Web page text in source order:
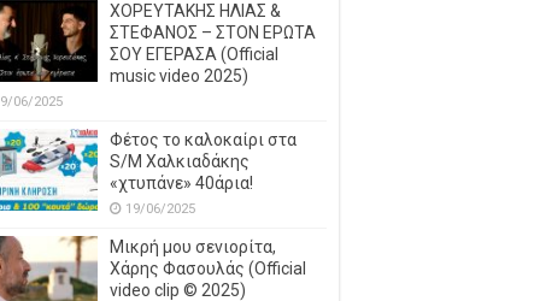
ΧΟΡΕΥΤΑΚΗΣ ΗΛΙΑΣ &
ΣΤΕΦΑΝΟΣ – ΣΤΟΝ ΕΡΩΤΑ
ΣΟΥ ΕΓΕΡΑΣΑ (Official
music video 2025)
06/2025
Φέτος το καλοκαίρι στα
S/M Χαλκιαδάκης
«χτυπάνε» 40άρια!
19/06/2025
Μικρή μου σενιορίτα,
Χάρης Φασουλάς (Official
video clip © 2025)